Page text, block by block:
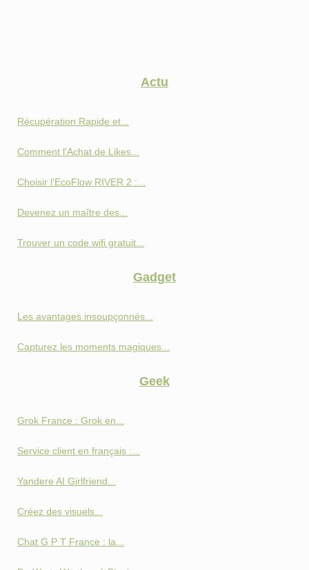
Actu
Récupération Rapide et...
Comment l'Achat de Likes...
Choisir l'EcoFlow RIVER 2 :...
Devenez un maître des...
Trouver un code wifi gratuit...
Gadget
Les avantages insoupçonnés...
Capturez les moments magiques...
Geek
Grok France : Grok en...
Service client en français :...
Yandere AI Girlfriend...
Créez des visuels...
Chat G P T France : la...